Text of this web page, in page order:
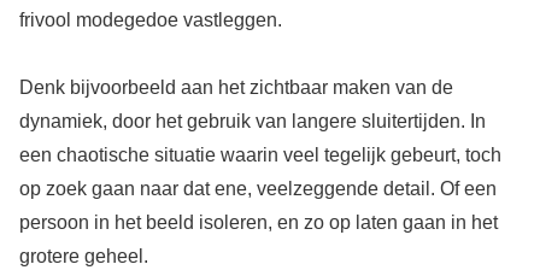
frivool modegedoe vastleggen.
Denk bijvoorbeeld aan het zichtbaar maken van de
dynamiek, door het gebruik van langere sluitertijden. In
een chaotische situatie waarin veel tegelijk gebeurt, toch
op zoek gaan naar dat ene, veelzeggende detail. Of een
persoon in het beeld isoleren, en zo op laten gaan in het
grotere geheel.